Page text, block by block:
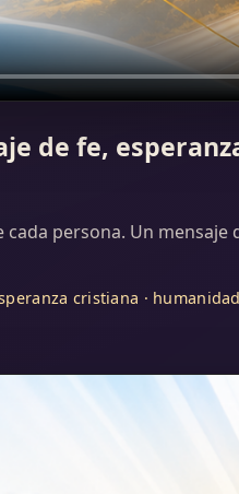
de fe,
persona. Un mensaje
cristiana ·